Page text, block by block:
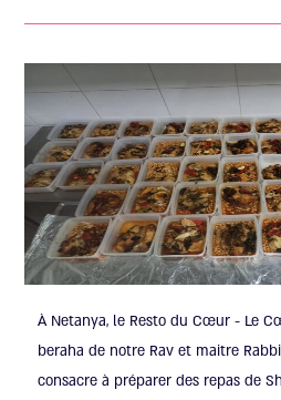
À Netanya, le Resto du Cœur - Le
beraha de notre Rav et maitre
consacre à préparer des repas de